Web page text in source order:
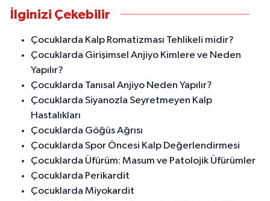
İlginizi Çekebilir
Çocuklarda Kalp Romatizması Tehlikeli midir?
Çocuklarda Girişimsel Anjiyo Kimlere ve Neden
Yapılır?
Çocuklarda Tanısal Anjiyo Neden Yapılır?
Çocuklarda Siyanozla Seyretmeyen Kalp
Hastalıkları
Çocuklarda Göğüs Ağrısı
Çocuklarda Spor Öncesi Kalp Değerlendirmesi
Çocuklarda Üfürüm: Masum ve Patolojik Üfürümler
Çocuklarda Perikardit
Çocuklarda Miyokardit